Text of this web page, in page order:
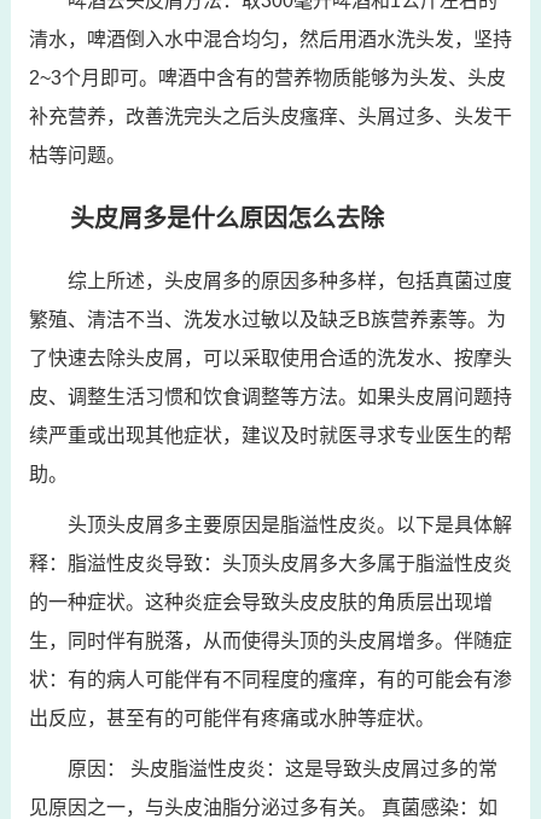
清水，啤酒倒入水中混合均匀，然后用酒水洗头发，坚持
2~3个月即可。啤酒中含有的营养物质能够为头发、头皮
补充营养，改善洗完头之后头皮瘙痒、头屑过多、头发干
枯等问题。
头皮屑多是什么原因怎么去除
综上所述，头皮屑多的原因多种多样，包括真菌过度
繁殖、清洁不当、洗发水过敏以及缺乏B族营养素等。为
了快速去除头皮屑，可以采取使用合适的洗发水、按摩头
皮、调整生活习惯和饮食调整等方法。如果头皮屑问题持
续严重或出现其他症状，建议及时就医寻求专业医生的帮
助。
头顶头皮屑多主要原因是脂溢性皮炎。以下是具体解
释：脂溢性皮炎导致：头顶头皮屑多大多属于脂溢性皮炎
的一种症状。这种炎症会导致头皮皮肤的角质层出现增
生，同时伴有脱落，从而使得头顶的头皮屑增多。伴随症
状：有的病人可能伴有不同程度的瘙痒，有的可能会有渗
出反应，甚至有的可能伴有疼痛或水肿等症状。
原因： 头皮脂溢性皮炎：这是导致头皮屑过多的常
见原因之一，与头皮油脂分泌过多有关。 真菌感染：如